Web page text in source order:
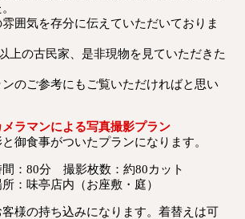
囲気を存分に伝えていただいておりま
上の古民家、是非現物を見ていただきた
のご参考にもご覧いただければと思い
ラマンによる写真撮影プラン
御食事がついたプランになります。
間：80分 撮影枚数：約80カット
所：味亭店内（お座敷・庭）
様の持ち込みになります。着替えは可